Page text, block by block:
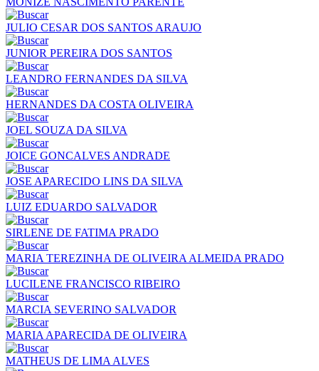
JULIO CESAR DOS SANTOS ARAUJO
JUNIOR PEREIRA DOS SANTOS
LEANDRO FERNANDES DA SILVA
HERNANDES DA COSTA OLIVEIRA
JOEL SOUZA DA SILVA
JOICE GONCALVES ANDRADE
JOSE APARECIDO LINS DA SILVA
LUIZ EDUARDO SALVADOR
SIRLENE DE FATIMA PRADO
MARIA TEREZINHA DE OLIVEIRA ALMEIDA PRADO
LUCILENE FRANCISCO RIBEIRO
MARCIA SEVERINO SALVADOR
MARIA APARECIDA DE OLIVEIRA
MATHEUS DE LIMA ALVES